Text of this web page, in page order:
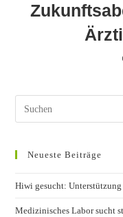
Neueste Beiträge
Hiwi gesucht:
Medizinisches Labor sucht